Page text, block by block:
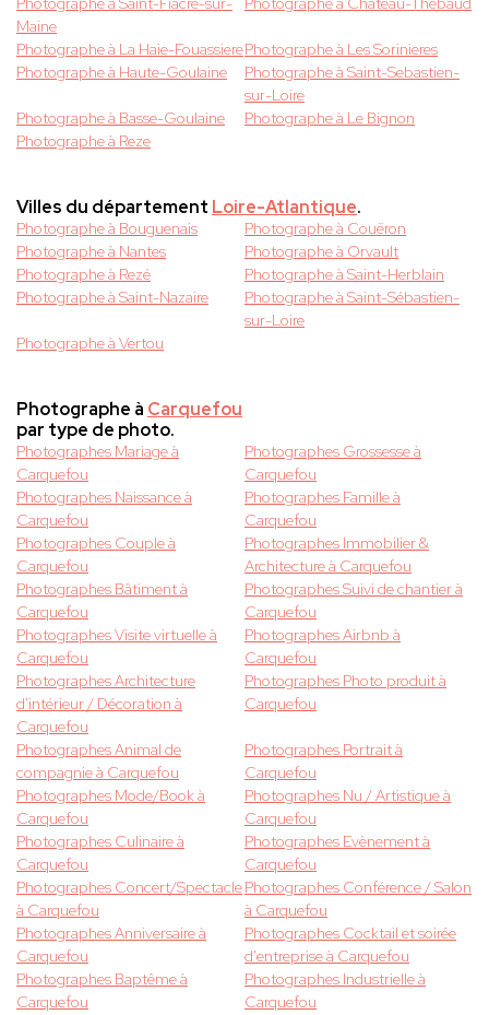
Maine
Photographe à La Haie-FouassierePhotographe à Les Sorinieres
Photographe à Haute-Goulaine
Photographe à Saint-Sebastien-
sur-Loire
Photographe à Basse-Goulaine
Photographe à Le Bignon
Photographe à Reze
Villes du département Loire-Atlantique.
Photographe à Bouguenais
Photographe à Couëron
Photographe à Nantes
Photographe à Orvault
Photographe à Rezé
Photographe à Saint-Herblain
Photographe à Saint-Nazaire
Photographe à Saint-Sébastien-
sur-Loire
Photographe à Vertou
Photographe à Carquefou
par type de photo.
Photographes Mariage à
Carquefou
Photographes Grossesse à
Carquefou
Photographes Naissance à
Carquefou
Photographes Famille à
Carquefou
Photographes Couple à
Carquefou
Photographes Immobilier &
Architecture à Carquefou
Photographes Bâtiment à
Carquefou
Photographes Suivi de chantier à
Carquefou
Photographes Visite virtuelle à
Carquefou
Photographes Airbnb à
Carquefou
Photographes Architecture
d'intérieur / Décoration à
Carquefou
Photographes Photo produit à
Carquefou
Photographes Animal de
compagnie à Carquefou
Photographes Portrait à
Carquefou
Photographes Mode/Book à
Carquefou
Photographes Nu / Artistique à
Carquefou
Photographes Culinaire à
Carquefou
Photographes Evènement à
Carquefou
Photographes Concert/Spectacle
à Carquefou
Photographes Conférence / Salon
à Carquefou
Photographes Anniversaire à
Carquefou
Photographes Cocktail et soirée
d'entreprise à Carquefou
Photographes Baptême à
Carquefou
Photographes Industrielle à
Carquefou